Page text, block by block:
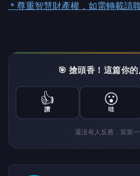
＊尊重智慧財產權，如需轉載請
🎯 搶頭香！這篇你的
👍
讚
😮
哇
還沒有人反應，當第